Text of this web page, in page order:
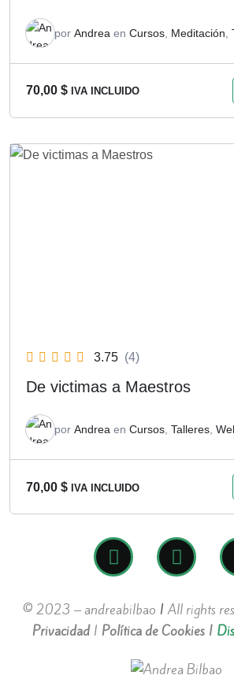
por Andrea en Cursos Meditación
70,00 $ IVA INCLUIDO
3.75 (4)
De victimas a Maestros
por Andrea en Cursos Talleres
70,00 $ IVA INCLUIDO
© 2023 – andreabilbao | All rights
Privacidad| Política de Cookies |